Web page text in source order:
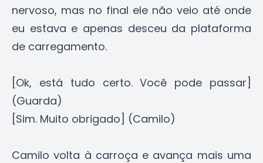
nervoso, mas no final ele não veio até onde
eu estava e apenas desceu da plataforma
de carregamento.
[Ok, está tudo certo. Você pode passar]
(Guarda)
[Sim. Muito obrigado] (Camilo)
Camilo volta à carroça e avança mais uma